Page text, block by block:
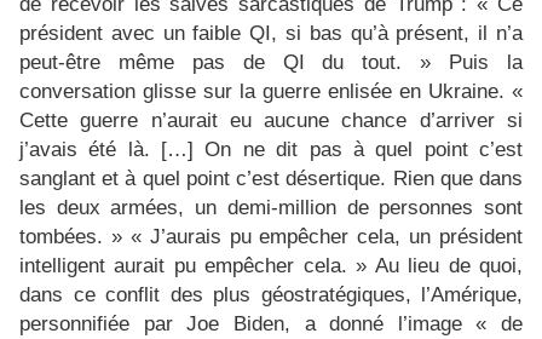
président avec un faible QI, si bas qu’à présent, il n’a
peut-être même pas de QI du tout. » Puis la
conversation glisse sur la guerre enlisée en Ukraine. «
Cette guerre n’aurait eu aucune chance d’arriver si
j’avais été là. […] On ne dit pas à quel point c’est
sanglant et à quel point c’est désertique. Rien que dans
les deux armées, un demi-million de personnes sont
tombées. » « J’aurais pu empêcher cela, un président
intelligent aurait pu empêcher cela. » Au lieu de quoi,
dans ce conflit des plus géostratégiques, l’Amérique,
personnifiée par Joe Biden, a donné l’image « de